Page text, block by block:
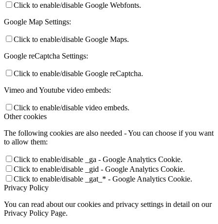
Click to enable/disable Google Webfonts.
Google Map Settings:
Click to enable/disable Google Maps.
Google reCaptcha Settings:
Click to enable/disable Google reCaptcha.
Vimeo and Youtube video embeds:
Click to enable/disable video embeds.
Other cookies
The following cookies are also needed - You can choose if you want
to allow them:
Click to enable/disable _ga - Google Analytics Cookie.
Click to enable/disable _gid - Google Analytics Cookie.
Click to enable/disable _gat_* - Google Analytics Cookie.
Privacy Policy
You can read about our cookies and privacy settings in detail on our
Privacy Policy Page.